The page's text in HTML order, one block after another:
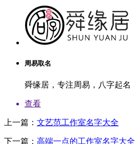
周易取名
舜缘居，专注周易，八字起名
查看
上一篇： 文艺范工作室名字大全
下一篇： 高端一点的工作室名字大全